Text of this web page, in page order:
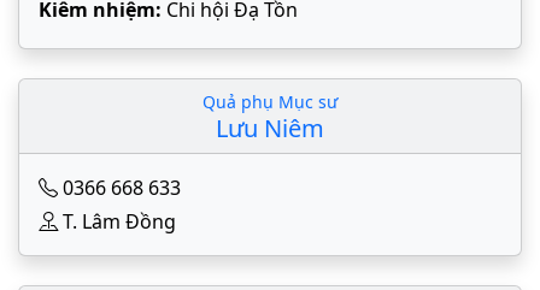
Kiêm nhiệm: Chi hội Đạ Tồn
Quả phụ Mục sư
Lưu Niêm
0366 668 633
T. Lâm Đồng